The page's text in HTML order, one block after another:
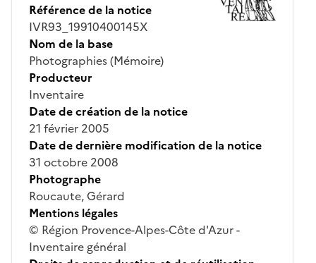
Référence de la notice
IVR93_19910400145X
Nom de la base
Photographies (Mémoire)
Producteur
Inventaire
Date de création de la notice
21 février 2005
Date de dernière modification de la notice
31 octobre 2008
Photographe
Roucaute, Gérard
Mentions légales
© Région Provence-Alpes-Côte d'Azur -
Inventaire général